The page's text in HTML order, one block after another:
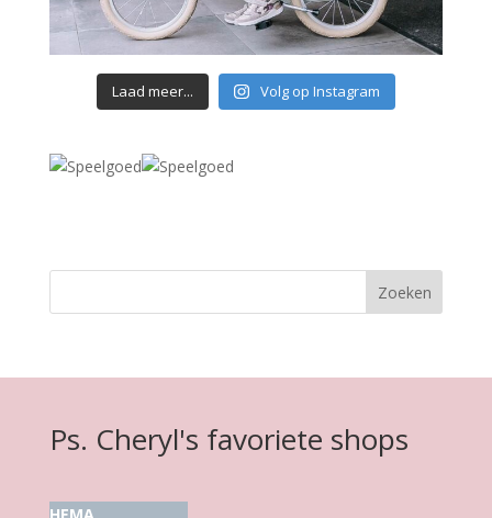
Laad meer... Volg op Instagram
Ps. Cheryl's favoriete shops